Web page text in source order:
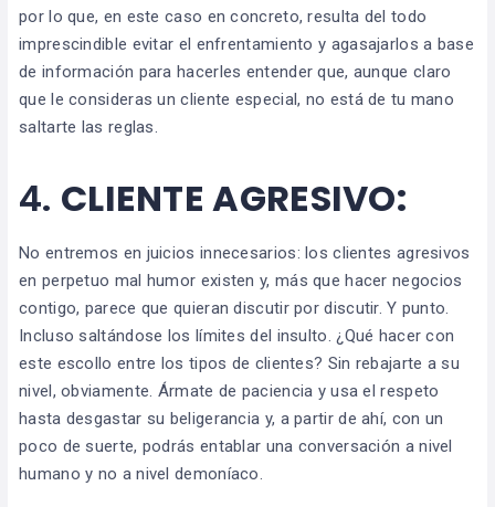
por lo que, en este caso en concreto, resulta del todo
imprescindible evitar el enfrentamiento y agasajarlos a base
de información para hacerles entender que, aunque claro
que le consideras un cliente especial, no está de tu mano
saltarte las reglas.
4. CLIENTE AGRESIVO:
No entremos en juicios innecesarios: los clientes agresivos
en perpetuo mal humor existen y, más que hacer negocios
contigo, parece que quieran discutir por discutir. Y punto.
Incluso saltándose los límites del insulto. ¿Qué hacer con
este escollo entre los tipos de clientes? Sin rebajarte a su
nivel, obviamente. Ármate de paciencia y usa el respeto
hasta desgastar su beligerancia y, a partir de ahí, con un
poco de suerte, podrás entablar una conversación a nivel
humano y no a nivel demoníaco.